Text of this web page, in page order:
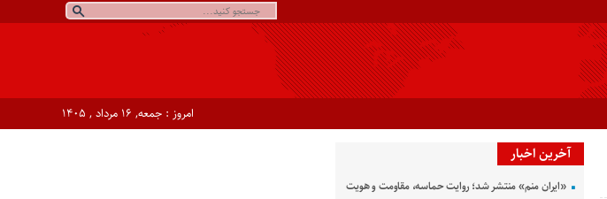
امروز : جمعه, ۱۶ مرداد , ۱۴۰۵
آخرین اخبار
«ایران منم» منتشر شد؛ روایت حماسه، مقاومت و هویت